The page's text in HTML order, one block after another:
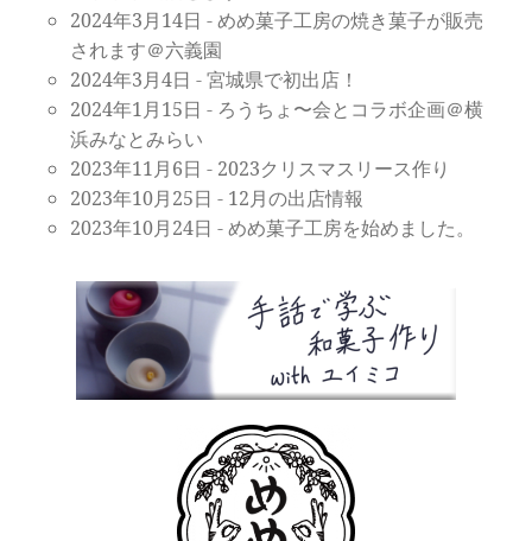
2024年3月14日 -めめ菓子工房の焼き菓子が販売
されます＠六義園
2024年3月4日 -宮城県で初出店！
2024年1月15日 - ろうちょ〜会とコラボ企画＠横
浜みなとみらい
2023年11月6日 - 2023クリスマスリース作り
2023年10月25日 - 12月の出店情報
2023年10月24日 -めめ菓子工房を始めました。